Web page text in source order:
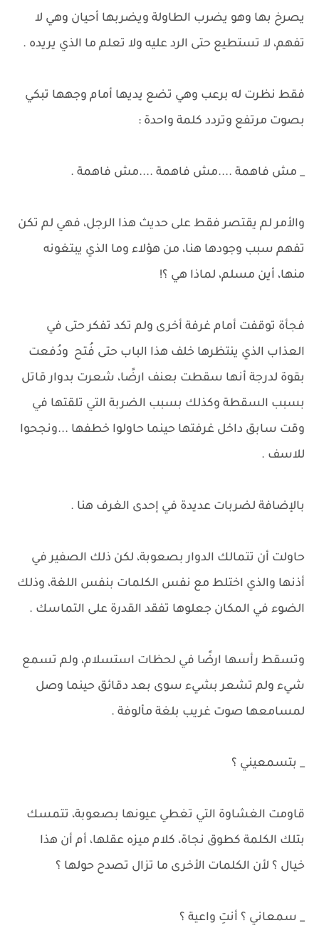
يصرخ بها وهو يضرب الطاولة ويضربها أحيان وهي لا
تفهم، لا تستطيع حتى الرد عليه ولا تعلم ما الذي يريده .
فقط نظرت له برعب وهي تضع يديها أمام وجهها تبكي
بصوت مرتفع وتردد كلمة واحدة :
_ مش فاهمة ....مش فاهمة ....مش فاهمة .
والأمر لم يقتصر فقط على حديث هذا الرجل، فهي لم تكن
تفهم سبب وجودها هنا، من هؤلاء وما الذي يبتغونه
منها، أين مسلم، لماذا هي ؟!
فجأة توقفت أمام غرفة أخرى ولم تكد تفكر حتى في
العذاب الذي ينتظرها خلف هذا الباب حتى فُتح ودُفعت
بقوة لدرجة أنها سقطت بعنف ارضًا، شعرت بدوار قاتل
بسبب السقطة وكذلك بسبب الضربة التي تلقتها في
وقت سابق داخل غرفتها حينما حاولوا خطفها ...ونجحوا
للاسف .
بالإضافة لضربات عديدة في إحدى الغرف هنا .
حاولت أن تتمالك الدوار بصعوبة، لكن ذلك الصفير في
أذنها والذي اختلط مع نفس الكلمات بنفس اللغة، وذلك
الضوء في المكان جعلوها تفقد القدرة على التماسك .
وتسقط رأسها ارضًا في لحظات استسلام، ولم تسمع
شيء ولم تشعر بشيء سوى بعد دقائق حينما وصل
لمسامعها صوت غريب بلغة مألوفة .
_ بتسمعيني ؟
قاومت الغشاوة التي تغطي عيونها بصعوبة، تتمسك
بتلك الكلمة كطوق نجاة، كلام ميزه عقلها، أم أن هذا
خيال ؟ لأن الكلمات الأخرى ما تزال تصدح حولها ؟
_ سمعاني ؟ أنتِ واعية ؟